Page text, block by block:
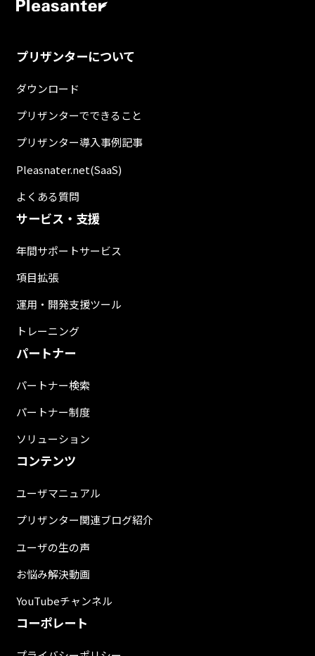
プリザンターについて
ダウンロード
プリザンターでできること
プリザンター導入事例記事
Pleasnater.net(SaaS)
よくある質問
サービス・支援
年間サポートサービス
項目拡張
運用・開発支援ツール
トレーニング
パートナー
パートナー検索
パートナー制度
ソリューション
コンテンツ
ユーザマニュアル
プリザンター関連ブログ紹介
ユーザの生の声
お悩み解決動画
YouTubeチャンネル
コーポレート